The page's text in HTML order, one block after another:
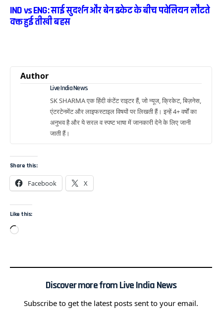
IND vs ENG: साई सुदर्शन और बेन डकेट के बीच पवेलियन लौटते
वक्त हुई तीखी बहस
Author
Live India News
SK SHARMA एक हिंदी कंटेंट राइटर हैं, जो न्यूज, क्रिकेट, बिज़नेस,
एंटरटेनमेंट और लाइफस्टाइल विषयों पर लिखती हैं। इन्हें 4+ वर्षों का
अनुभव है और ये सरल व स्पष्ट भाषा में जानकारी देने के लिए जानी
जाती हैं।
Share this:
Facebook X
Like this:
Discover more from Live India News
Subscribe to get the latest posts sent to your email.